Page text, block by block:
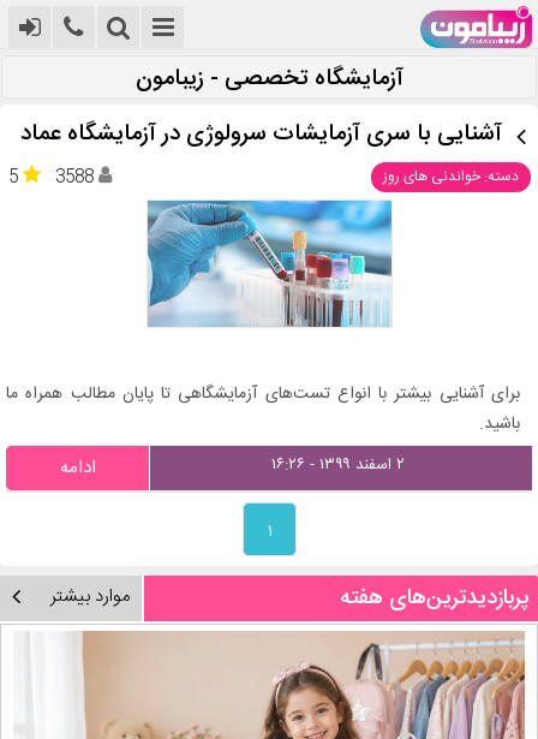
آزمایشگاه تخصصی - زیبامون
آشنایی با سری آزمایشات سرولوژی در آزمایشگاه عماد
دسته: خواندنی های روز 5 3588
برای آشنایی بیشتر با انواع تست‌های آزمایشگاهی تا پایان مطالب همراه ما
باشید.
۲ اسفند ۱۳۹۹ - ۱۶:۲۶ ادامه
۱
پربازدیدترین‌های هفته موارد بیشتر